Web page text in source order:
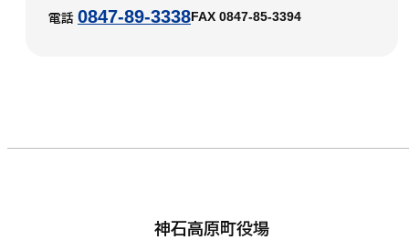
電話 0847-89-3338 FAX 0847-85-3394
神石高原町役場